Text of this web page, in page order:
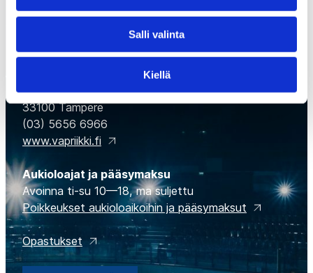
Salli valinta
Kiellä
Suomen Jääkiekkomuseo
Museokeskus Vapriikki, Tampellan alue,
Alaverstaanraitti 5
33100 Tampere
(03) 5656 6966
www.vapriikki.fi
Aukioloajat ja pääsymaksu
Avoinna ti-su 10—18, ma suljettu
Poikkeukset aukioloaikoihin ja pääsymaksut
Opastukset